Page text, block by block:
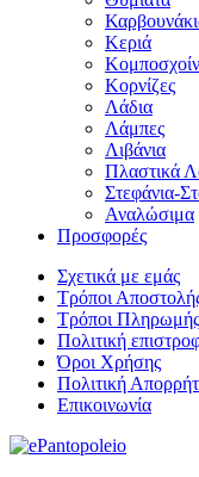
Κεριά
Κορνίζες
Λάδια
Λάμπες
Λιβάνια
Πλαστικά
Στεφάνια-
Αναλώσιμα
Προσφορές
Σχετικά με εμάς
Τρόποι
Τρόποι Πληρωμής
Πολιτική
Όροι Χρήσης
Πολιτική
Επικοινωνία